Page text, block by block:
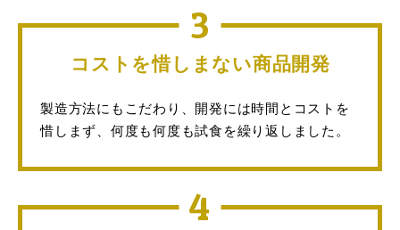
3
コストを惜しまない商品開発
製造方法にもこだわり、開発には時間とコストを
惜しまず、何度も何度も試食を繰り返しました。
4